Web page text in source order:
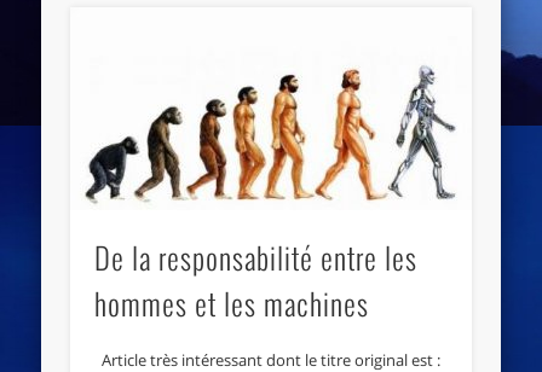
De la responsabilité entre les
hommes et les machines
Article très intéressant dont le titre original est :